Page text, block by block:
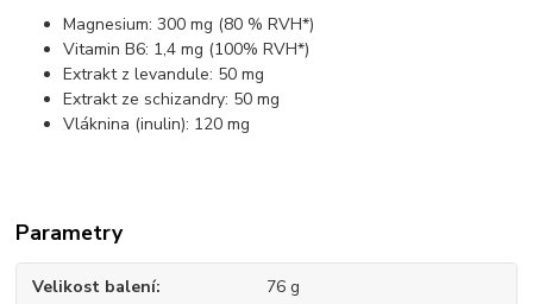
Magnesium: 300 mg (80 % RVH*)
Vitamin B6: 1,4 mg (100% RVH*)
Extrakt z levandule: 50 mg
Extrakt ze schizandry: 50 mg
Vláknina (inulin): 120 mg
Parametry
Velikost balení 76 g